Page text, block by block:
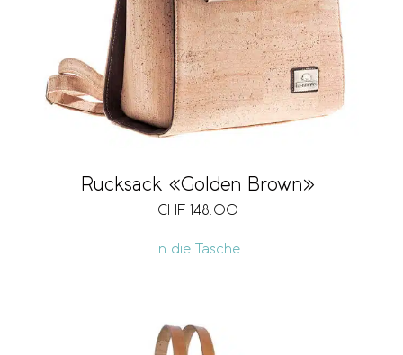
Rucksack «Golden Brown»
CHF 148.00
In die Tasche